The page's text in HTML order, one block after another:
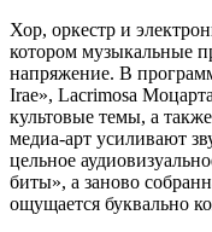
Хор, оркестр и
котором музыкальные
напряжение. В
Irae», Lacrimosa
культовые темы, а
медиа-арт усиливают
цельное
биты», а заново
ощущается буквально